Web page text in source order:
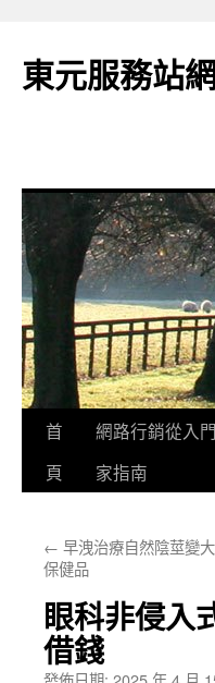
東元服務站
跳
要
容
首
頁
網路行銷從入
家指南
← 早洩治療自然陰莖變
保健品
眼科非侵入
借錢